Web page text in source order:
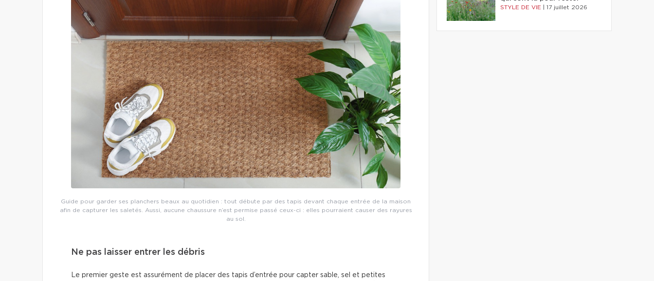
Guide pour garder ses planchers beaux au quotidien : tout débute par des tapis devant chaque entrée de la maison
afin de capturer les saletés. Aussi, aucune chaussure n’est permise passé ceux-ci : elles pourraient causer des rayures
au sol.
Ne pas laisser entrer les débris
Le premier geste est assurément de placer des tapis d’entrée pour capter sable, sel et petites
STYLE DE VIE 17 juillet 2026